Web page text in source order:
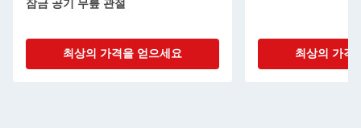
잠금 공기 무릎 관절
최상의 가격을 얻으세요 최상의 가격